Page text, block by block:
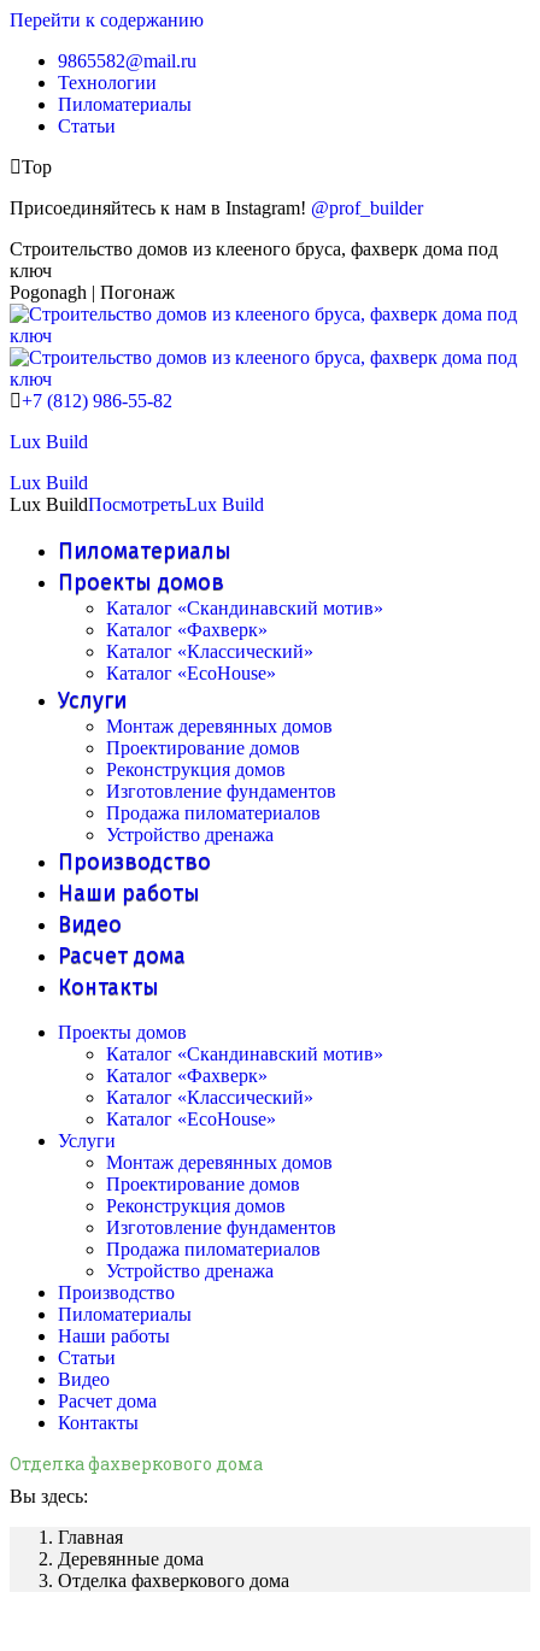
Перейти к содержанию
9865582@mail.ru
Технологии
Пиломатериалы
Статьи
Top
Присоединяйтесь к нам в Instagram! @prof_builder
Строительство домов из клееного бруса, фахверк дома под
ключ
Pogonagh | Погонаж
+7 (812) 986-55-82
Lux Build
Lux Build
Lux BuildПосмотретьLux Build
Пиломатериалы
Проекты домов
Каталог «Скандинавский мотив»
Каталог «Фахверк»
Каталог «Классический»
Каталог «EcoHouse»
Услуги
Монтаж деревянных домов
Проектирование домов
Реконструкция домов
Изготовление фундаментов
Продажа пиломатериалов
Устройство дренажа
Производство
Наши работы
Видео
Расчет дома
Контакты
Проекты домов
Каталог «Скандинавский мотив»
Каталог «Фахверк»
Каталог «Классический»
Каталог «EcoHouse»
Услуги
Монтаж деревянных домов
Проектирование домов
Реконструкция домов
Изготовление фундаментов
Продажа пиломатериалов
Устройство дренажа
Производство
Пиломатериалы
Наши работы
Статьи
Видео
Расчет дома
Контакты
Отделка фахверкового дома
Вы здесь:
Главная
Деревянные дома
Отделка фахверкового дома